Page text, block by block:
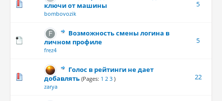
ключи от машины
bombovozik
5
Возможность смены логина в
личном профиле
frez4
5
Голос в рейтинги не дает
добавлять (Pages: 1 2 3 )
zarya
22